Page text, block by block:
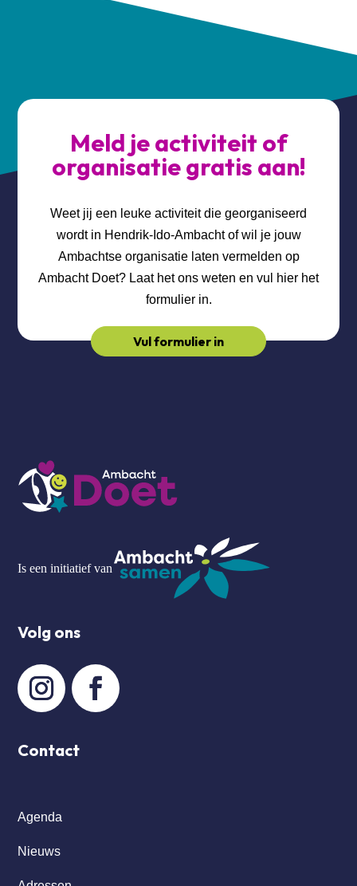
Meld je activiteit of
organisatie gratis aan!
Weet jij een leuke activiteit die georganiseerd
wordt in Hendrik-Ido-Ambacht of wil je jouw
Ambachtse organisatie laten vermelden op
Ambacht Doet? Laat het ons weten en vul hier het
formulier in.
Vul formulier in
Is een initiatief van
Volg ons
Contact
Agenda
Nieuws